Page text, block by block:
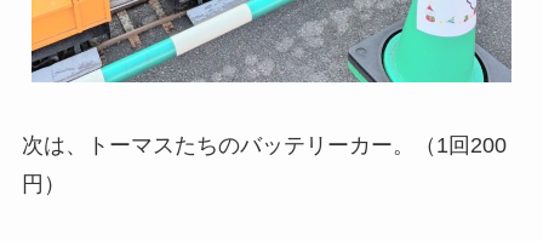
次は、トーマスたちのバッテリーカー。（1回200
円）